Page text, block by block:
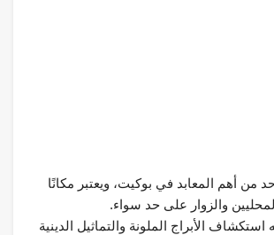
من أهم المعابد في بوكيت، ويعتبر مكانًا
والزوار على حد سواء.
الأبراج الملونة والتماثيل الدينية